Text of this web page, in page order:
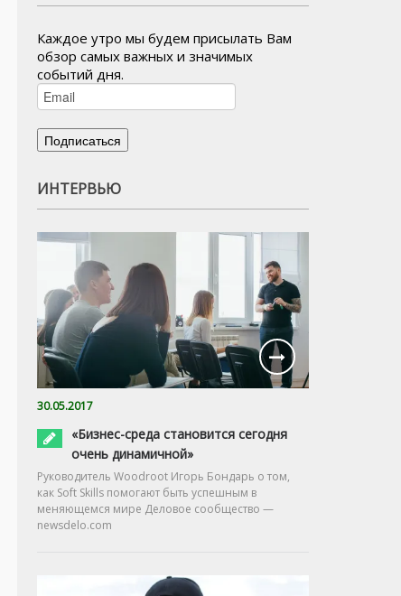
Каждое утро мы будем присылать Вам
обзор самых важных и значимых
событий дня.
ИНТЕРВЬЮ
30.05.2017
«Бизнес-среда становится сегодня
очень динамичной»
Руководитель Woodroot Игорь Бондарь о том,
как Soft Skills помогают быть успешным в
меняющемся мире Деловое сообщество —
newsdelo.com